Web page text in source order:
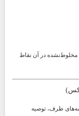
مخلوط‌نشده در آن نقاط
ظرف، توصیه